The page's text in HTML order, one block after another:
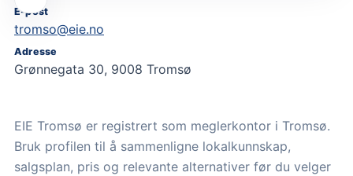
E-post
tromso@eie.no
Adresse
Grønnegata 30, 9008 Tromsø
EIE Tromsø er registrert som meglerkontor i Tromsø.
Bruk profilen til å sammenligne lokalkunnskap,
salgsplan, pris og relevante alternativer før du velger